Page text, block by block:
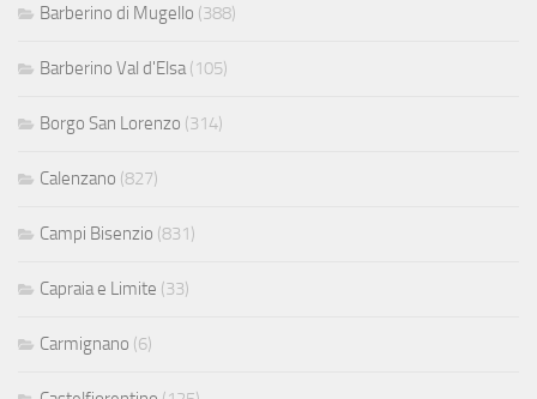
Barberino di Mugello (388)
Barberino Val d'Elsa(105)
Borgo San Lorenzo (314)
Calenzano (827)
Campi Bisenzio (831)
Capraia e Limite (33)
Carmignano (6)